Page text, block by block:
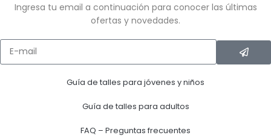
Ingresa tu email a continuación para conocer las últimas
ofertas y novedades.
Guía de talles para jóvenes y niños
Guía de talles para adultos
FAQ – Preguntas frecuentes